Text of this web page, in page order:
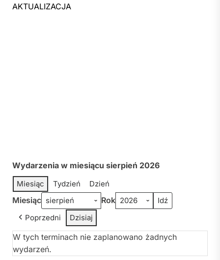
AKTUALIZACJA
Wydarzenia w miesiącu sierpień 2026
Miesiąc Tydzień Dzień
Miesiąc Rok
Poprzedni Dzisiaj
W tych terminach nie zaplanowano żadnych
wydarzeń.